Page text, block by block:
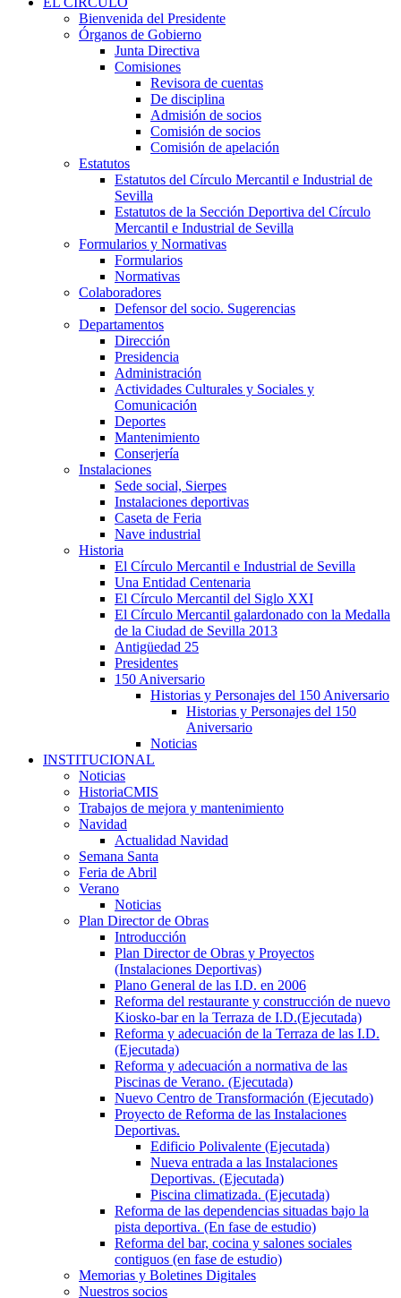
Bienvenida del Presidente
Órganos de Gobierno
Junta Directiva
Comisiones
Revisora de cuentas
De disciplina
Admisión de socios
Comisión de socios
Comisión de apelación
Estatutos
Estatutos del Círculo Mercantil e Industrial de
Sevilla
Estatutos de la Sección Deportiva del Círculo
Mercantil e Industrial de Sevilla
Formularios y Normativas
Formularios
Normativas
Colaboradores
Defensor del socio. Sugerencias
Departamentos
Dirección
Presidencia
Administración
Actividades Culturales y Sociales y
Comunicación
Deportes
Mantenimiento
Conserjería
Instalaciones
Sede social, Sierpes
Instalaciones deportivas
Caseta de Feria
Nave industrial
Historia
El Círculo Mercantil e Industrial de Sevilla
Una Entidad Centenaria
El Círculo Mercantil del Siglo XXI
El Círculo Mercantil galardonado con la Medalla
de la Ciudad de Sevilla 2013
Antigüedad 25
Presidentes
150 Aniversario
Historias y Personajes del 150 Aniversario
Historias y Personajes del 150
Aniversario
Noticias
INSTITUCIONAL
Noticias
HistoriaCMIS
Trabajos de mejora y mantenimiento
Navidad
Actualidad Navidad
Semana Santa
Feria de Abril
Verano
Noticias
Plan Director de Obras
Introducción
Plan Director de Obras y Proyectos
(Instalaciones Deportivas)
Plano General de las I.D. en 2006
Reforma del restaurante y construcción de nuevo
Kiosko-bar en la Terraza de I.D.(Ejecutada)
Reforma y adecuación de la Terraza de las I.D.
(Ejecutada)
Reforma y adecuación a normativa de las
Piscinas de Verano. (Ejecutada)
Nuevo Centro de Transformación (Ejecutado)
Proyecto de Reforma de las Instalaciones
Deportivas.
Edificio Polivalente (Ejecutada)
Nueva entrada a las Instalaciones
Deportivas. (Ejecutada)
Piscina climatizada. (Ejecutada)
Reforma de las dependencias situadas bajo la
pista deportiva. (En fase de estudio)
Reforma del bar, cocina y salones sociales
contiguos (en fase de estudio)
Memorias y Boletines Digitales
Nuestros socios